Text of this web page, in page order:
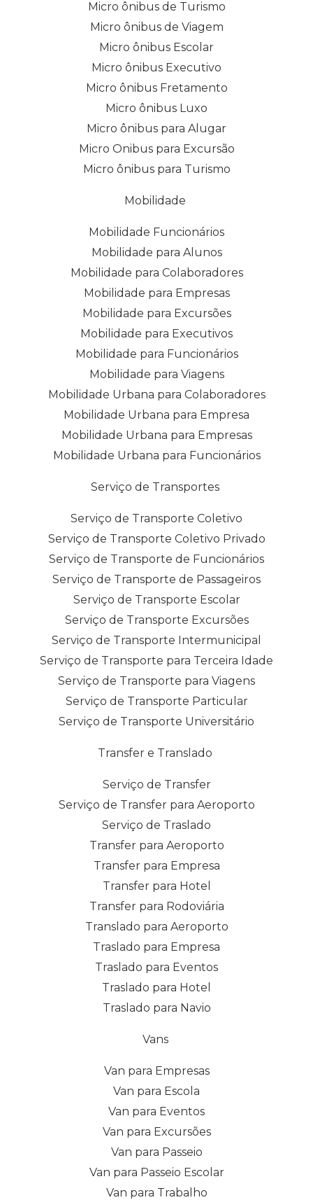
Micro ônibus de Turismo
Micro ônibus de Viagem
Micro ônibus Escolar
Micro ônibus Executivo
Micro ônibus Fretamento
Micro ônibus Luxo
Micro ônibus para Alugar
Micro Onibus para Excursão
Micro ônibus para Turismo
Mobilidade
Mobilidade Funcionários
Mobilidade para Alunos
Mobilidade para Colaboradores
Mobilidade para Empresas
Mobilidade para Excursões
Mobilidade para Executivos
Mobilidade para Funcionários
Mobilidade para Viagens
Mobilidade Urbana para Colaboradores
Mobilidade Urbana para Empresa
Mobilidade Urbana para Empresas
Mobilidade Urbana para Funcionários
Serviço de Transportes
Serviço de Transporte Coletivo
Serviço de Transporte Coletivo Privado
Serviço de Transporte de Funcionários
Serviço de Transporte de Passageiros
Serviço de Transporte Escolar
Serviço de Transporte Excursões
Serviço de Transporte Intermunicipal
Serviço de Transporte para Terceira Idade
Serviço de Transporte para Viagens
Serviço de Transporte Particular
Serviço de Transporte Universitário
Transfer e Translado
Serviço de Transfer
Serviço de Transfer para Aeroporto
Serviço de Traslado
Transfer para Aeroporto
Transfer para Empresa
Transfer para Hotel
Transfer para Rodoviária
Translado para Aeroporto
Traslado para Empresa
Traslado para Eventos
Traslado para Hotel
Traslado para Navio
Vans
Van para Empresas
Van para Escola
Van para Eventos
Van para Excursões
Van para Passeio
Van para Passeio Escolar
Van para Trabalho